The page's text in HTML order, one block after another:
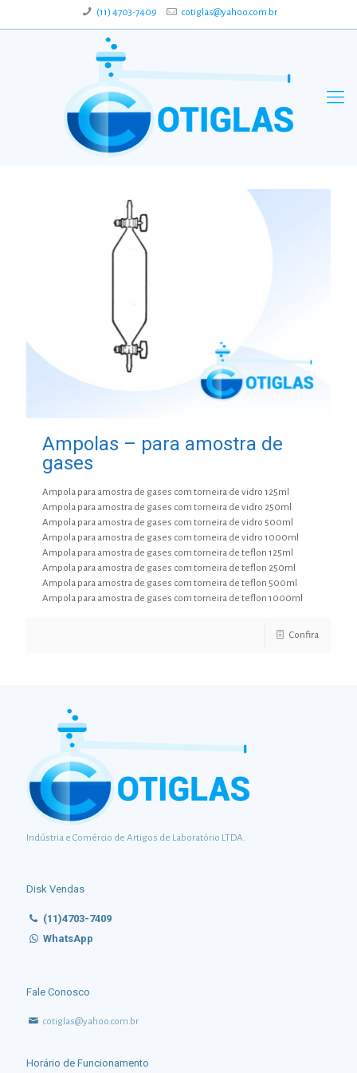
(11) 4703-7409 cotiglas@yahoo.com.br
Ampolas – para amostra de
gases
Ampola para amostra de gases com torneira de vidro 125ml
Ampola para amostra de gases com torneira de vidro 250ml
Ampola para amostra de gases com torneira de vidro 500ml
Ampola para amostra de gases com torneira de vidro 1000ml
Ampola para amostra de gases com torneira de teflon 125ml
Ampola para amostra de gases com torneira de teflon 250ml
Ampola para amostra de gases com torneira de teflon 500ml
Ampola para amostra de gases com torneira de teflon 1000ml
Confira
Indústria e Comércio de Artigos de Laboratório LTDA.
Disk Vendas
(11)4703-7409
WhatsApp
Fale Conosco
cotiglas@yahoo.com.br
Horário de Funcionamento